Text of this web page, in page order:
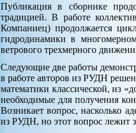
Публикация в сборнике
традицией. В работе
Компаниец) продолжается
гидродинамики в
ветрового трехмерного
Следующие две работы
в работе авторов из РУДН
математики классической, из
необходимые для получения
Возникает вопрос, насколько
из РУДН, но этот вопрос лежит